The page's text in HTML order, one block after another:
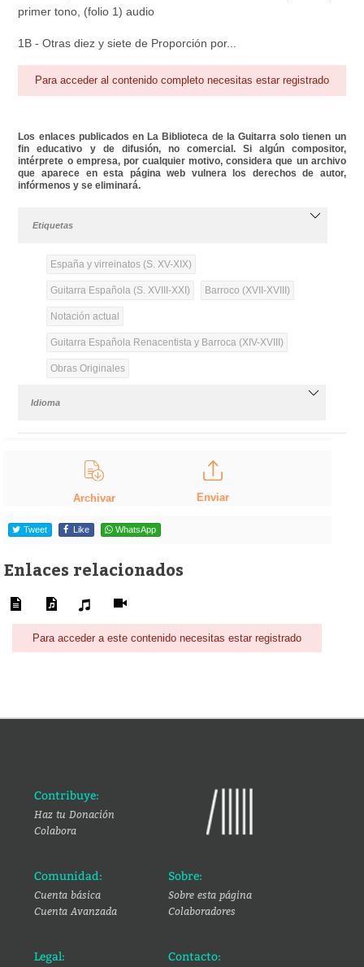
primer tono, (folio 1) audio
1B - Otras diez y siete de Proporción por...
Para acceder al contenido completo necesitas estar registrado
Los enlaces publicados en La Biblioteca de la Guitarra solo tienen un
fin educativo y de difusión, no comercial. Si algún compositor,
intérprete o empresa, por cualquier motivo, considera que un archivo
que aparece en esta página web vulnera los derechos de autor,
infórmenos y se eliminará.
Etiquetas
España y virreinatos (S. XV-XIX)
Guitarra Española (S. XVIII-XXI) Barroco (XVII-XVIII)
Notación actual
Guitarra Española Renacentista y Barroca (XIV-XVIII)
Obras Originales
Idioma
Archivar Enviar
Tweet Like WhatsApp
Enlaces relacionados
Para acceder a este contenido necesitas estar registrado
Contribuye:
Haz tu Donación
Colabora
Comunidad:
Cuenta básica
Cuenta Avanzada
Sobre:
Sobre esta página
Colaboradores
Legal: Contacto: